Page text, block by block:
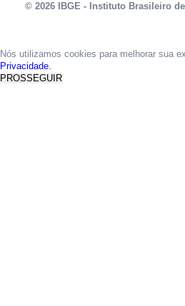
© 2026 IBGE - Instituto Brasileiro
Nós utilizamos cookies para melhorar sua
Privacidade.
PROSSEGUIR